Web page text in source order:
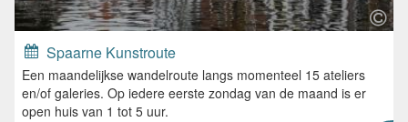
Spaarne Kunstroute
Een maandelijkse wandelroute langs momenteel 15 ateliers
en/of galeries. Op iedere eerste zondag van de maand is er
open huis van 1 tot 5 uur.